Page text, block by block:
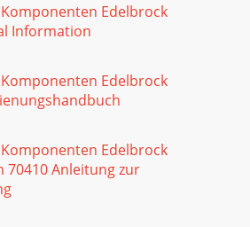
for off-road, drag race,
where strong vibration forces
the c
PART
&!$Positive
Edelbrock
Information
Edelbrock
Edelbrock
70410 Anleitung zur